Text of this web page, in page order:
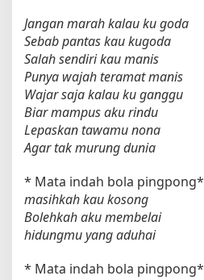
Jangan marah kalau ku goda
Sebab pantas kau kugoda
Salah sendiri kau manis
Punya wajah teramat manis
Wajar saja kalau ku ganggu
Biar mampus aku rindu
Lepaskan tawamu nona
Agar tak murung dunia
* Mata indah bola pingpong*
masihkah kau kosong
Bolehkah aku membelai
hidungmu yang aduhai
* Mata indah bola pingpong*